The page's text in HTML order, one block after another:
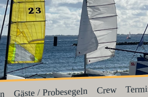
Gäste / Probesegeln Crew